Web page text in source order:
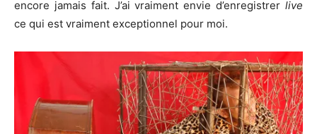
encore jamais fait. J’ai vraiment envie d’enregistrer live
ce qui est vraiment exceptionnel pour moi.